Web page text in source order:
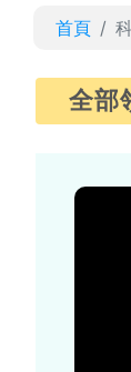
首頁
全部